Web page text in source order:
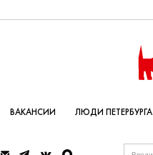
ВАКАНСИИ ЛЮДИ ПЕТЕРБУРГА